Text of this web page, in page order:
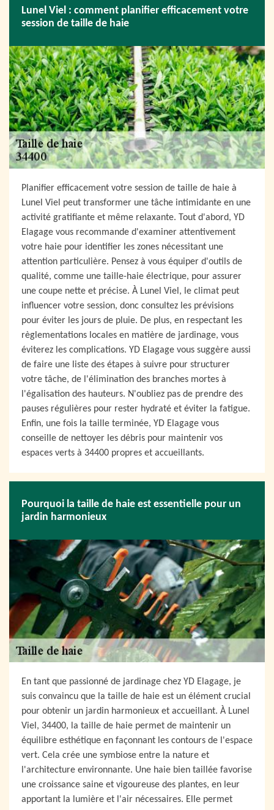
Lunel Viel : comment planifier efficacement votre
session de taille de haie
Planifier efficacement votre session de taille de haie à
Lunel Viel peut transformer une tâche intimidante en une
activité gratifiante et même relaxante. Tout d'abord, YD
Elagage vous recommande d'examiner attentivement
votre haie pour identifier les zones nécessitant une
attention particulière. Pensez à vous équiper d'outils de
qualité, comme une taille-haie électrique, pour assurer
une coupe nette et précise. À Lunel Viel, le climat peut
influencer votre session, donc consultez les prévisions
pour éviter les jours de pluie. De plus, en respectant les
règlementations locales en matière de jardinage, vous
éviterez les complications. YD Elagage vous suggère aussi
de faire une liste des étapes à suivre pour structurer
votre tâche, de l'élimination des branches mortes à
l'égalisation des hauteurs. N'oubliez pas de prendre des
pauses régulières pour rester hydraté et éviter la fatigue.
Enfin, une fois la taille terminée, YD Elagage vous
conseille de nettoyer les débris pour maintenir vos
espaces verts à 34400 propres et accueillants.
Pourquoi la taille de haie est essentielle pour un
jardin harmonieux
En tant que passionné de jardinage chez YD Elagage, je
suis convaincu que la taille de haie est un élément crucial
pour obtenir un jardin harmonieux et accueillant. À Lunel
Viel, 34400, la taille de haie permet de maintenir un
équilibre esthétique en façonnant les contours de l'espace
vert. Cela crée une symbiose entre la nature et
l'architecture environnante. Une haie bien taillée favorise
une croissance saine et vigoureuse des plantes, en leur
apportant la lumière et l'air nécessaires. Elle permet